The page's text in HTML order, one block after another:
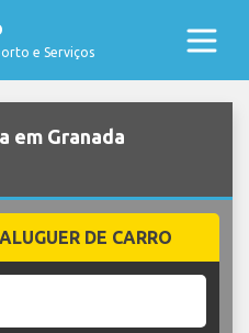
e Serviços
em Granada
DE CARRO